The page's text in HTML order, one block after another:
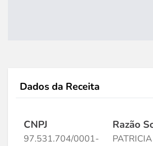
Dados da Receita
CNPJ
97.531.704/0001-
Razão
PATRICIA